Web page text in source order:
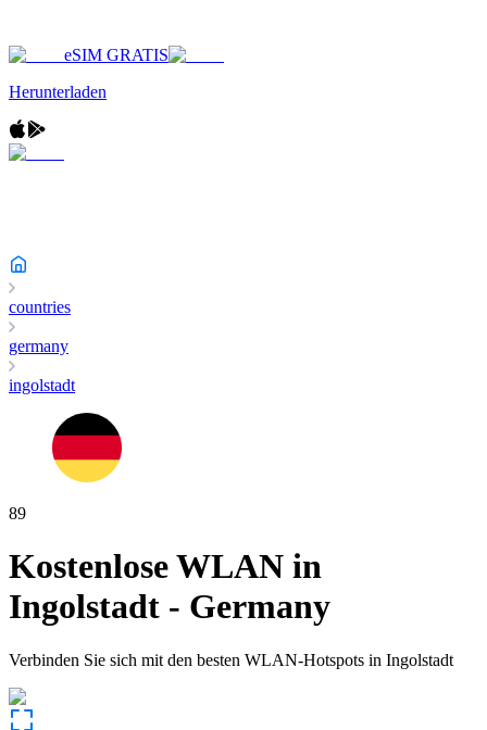
eSIM GRATIS
Herunterladen
countries
germany
ingolstadt
89
Kostenlose WLAN in
Ingolstadt - Germany
Verbinden Sie sich mit den besten WLAN-Hotspots in Ingolstadt